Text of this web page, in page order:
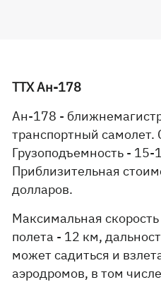
ТТХ Ан-178
Ан-178 -
транспортный
Грузоподъемность -
Приблизительная
долларов.
Максимальная
полета - 12 км,
может садиться и
аэродромов, в том